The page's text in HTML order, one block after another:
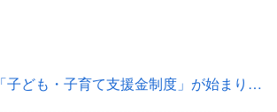
令和８年度より「子ども・子育て支援金制度」が始まります